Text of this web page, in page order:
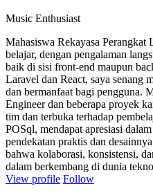
Music Enthusiast
Mahasiswa Rekayasa Perangkat
belajar, dengan pengalaman
baik di sisi front-end maupun
Laravel dan React, saya senang
dan bermanfaat bagi pengguna.
Engineer dan beberapa proyek
tim dan terbuka terhadap
POSql, mendapat apresiasi
pendekatan praktis dan
bahwa kolaborasi, konsistensi,
dalam berkembang di dunia
View profile Follow